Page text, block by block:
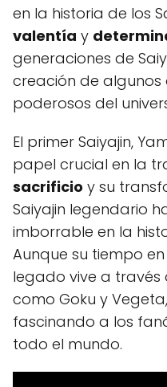
en la historia de los
valentía y
generaciones de
creación de algunos
poderosos del
El primer Saiyajin,
papel crucial en la
sacrificio y su
Saiyajin legendario
imborrable en la
Aunque su tiempo
legado vive a través
como Goku y
fascinando a los
todo el mundo.